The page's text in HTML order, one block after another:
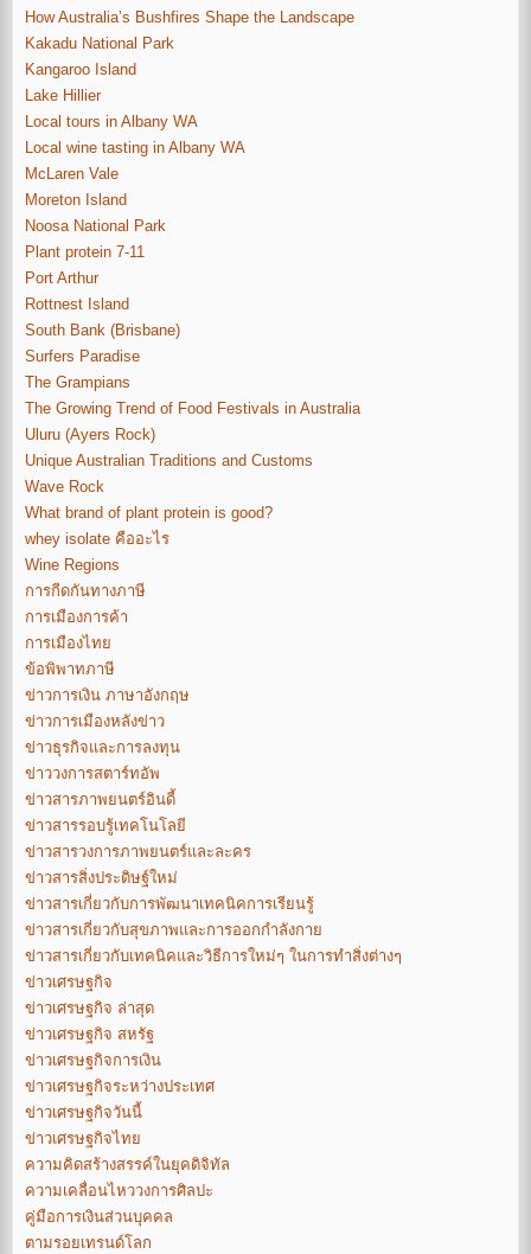
How Australia’s Bushfires Shape the Landscape
Kakadu National Park
Kangaroo Island
Lake Hillier
Local tours in Albany WA
Local wine tasting in Albany WA
McLaren Vale
Moreton Island
Noosa National Park
Plant protein 7-11
Port Arthur
Rottnest Island
South Bank (Brisbane)
Surfers Paradise
The Grampians
The Growing Trend of Food Festivals in Australia
Uluru (Ayers Rock)
Unique Australian Traditions and Customs
Wave Rock
What brand of plant protein is good?
whey isolate คืออะไร
Wine Regions
การกีดกันทางภาษี
การเมืองการค้า
การเมืองไทย
ข้อพิพาทภาษี
ข่าวการเงิน ภาษาอังกฤษ
ข่าวการเมืองหลังข่าว
ข่าวธุรกิจและการลงทุน
ข่าววงการสตาร์ทอัพ
ข่าวสารภาพยนตร์อินดี้
ข่าวสารรอบรู้เทคโนโลยี
ข่าวสารวงการภาพยนตร์และละคร
ข่าวสารสิ่งประดิษฐ์ใหม่
ข่าวสารเกี่ยวกับการพัฒนาเทคนิคการเรียนรู้
ข่าวสารเกี่ยวกับสุขภาพและการออกกำลังกาย
ข่าวสารเกี่ยวกับเทคนิคและวิธีการใหม่ๆ ในการทำสิ่งต่างๆ
ข่าวเศรษฐกิจ
ข่าวเศรษฐกิจ ล่าสุด
ข่าวเศรษฐกิจ สหรัฐ
ข่าวเศรษฐกิจการเงิน
ข่าวเศรษฐกิจระหว่างประเทศ
ข่าวเศรษฐกิจวันนี้
ข่าวเศรษฐกิจไทย
ความคิดสร้างสรรค์ในยุคดิจิทัล
ความเคลื่อนไหววงการศิลปะ
คู่มือการเงินส่วนบุคคล
ตามรอยเทรนด์โลก